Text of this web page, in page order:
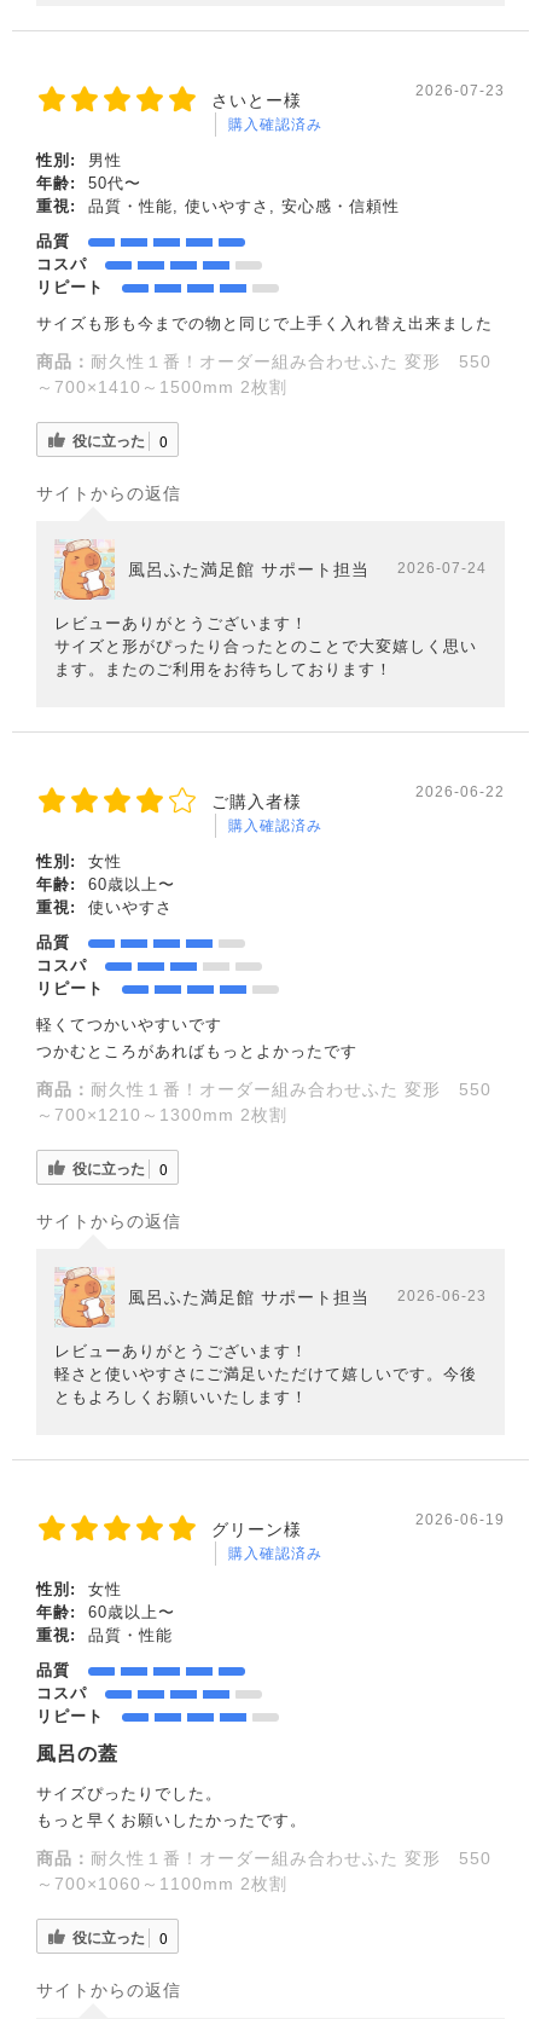
さいとー様
購入確認済み
2026-07-23
性別:
男性
年齢:
50代〜
重視:
品質・性能, 使いやすさ, 安心感・信頼性
品質
コスパ
リピート
サイズも形も今までの物と同じで上手く入れ替え出来ました
商品： 耐久性１番！オーダー組み合わせふた 変形 550
～700×1410～1500mm 2枚割
役に立った 0
サイトからの返信
風呂ふた満足館 サポート担当 2026-07-24
レビューありがとうございます！
サイズと形がぴったり合ったとのことで大変嬉しく思い
ます。またのご利用をお待ちしております！
ご購入者様
購入確認済み
2026-06-22
性別:
女性
年齢:
60歳以上〜
重視:
使いやすさ
品質
コスパ
リピート
軽くてつかいやすいです
つかむところがあればもっとよかったです
商品： 耐久性１番！オーダー組み合わせふた 変形 550
～700×1210～1300mm 2枚割
役に立った 0
サイトからの返信
風呂ふた満足館 サポート担当 2026-06-23
レビューありがとうございます！
軽さと使いやすさにご満足いただけて嬉しいです。今後
ともよろしくお願いいたします！
グリーン様
購入確認済み
2026-06-19
性別:
女性
年齢:
60歳以上〜
重視:
品質・性能
品質
コスパ
リピート
風呂の蓋
サイズぴったりでした。
もっと早くお願いしたかったです。
商品： 耐久性１番！オーダー組み合わせふた 変形 550
～700×1060～1100mm 2枚割
役に立った 0
サイトからの返信